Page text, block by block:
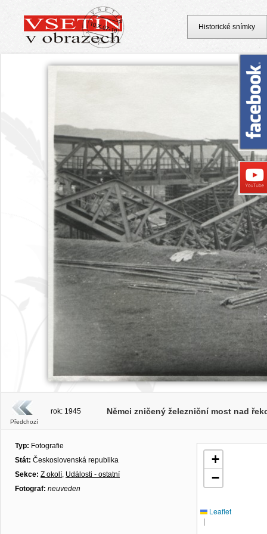
Předchozí
rok: 1945 Němci zničený železniční most nad
Typ: Fotografie
Stát: Československá republika
Sekce: Z okolí, Události - ostatní
Fotograf: neuveden
+
−
Leaflet
|
Historické snímky